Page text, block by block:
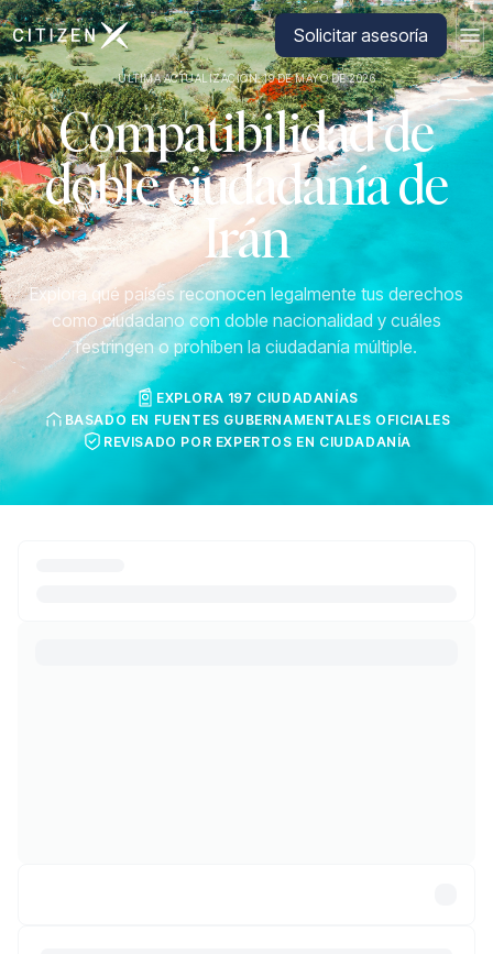
Ir a la página principal de CitizenX Solicitar asesoría
ÚLTIMA ACTUALIZACIÓN: 19 DE MAYO DE 2026
Compatibilidad de
doble ciudadanía de
Irán
Explora qué países reconocen legalmente tus derechos
como ciudadano con doble nacionalidad y cuáles
restringen o prohíben la ciudadanía múltiple.
EXPLORA 197 CIUDADANÍAS
BASADO EN FUENTES GUBERNAMENTALES OFICIALES
REVISADO POR EXPERTOS EN CIUDADANÍA